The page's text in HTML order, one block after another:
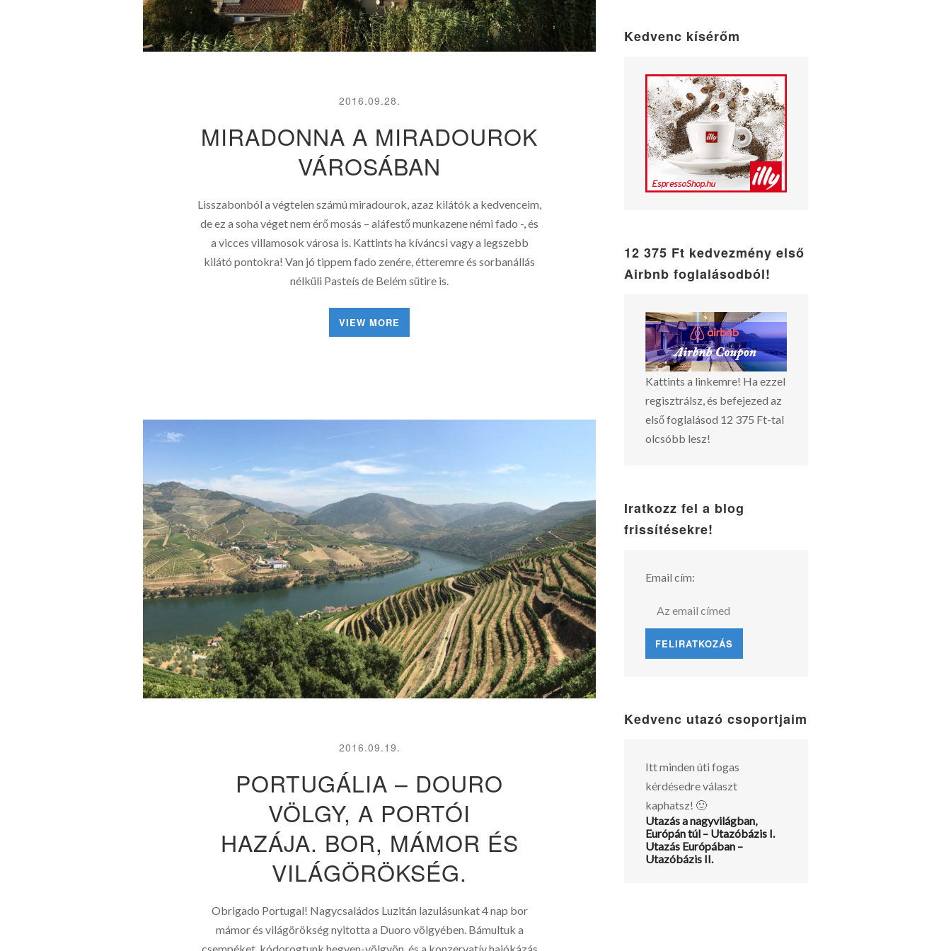
2016.09.28.
MIRADONNA A MIRADOUROK
VÁROSÁBAN
Lisszabonból a végtelen számú miradourok, azaz kilátók a kedvenceim,
de ez a soha véget nem érő mosás – aláfestő munkazene némi fado -, és
a vicces villamosok városa is. Kattints ha kíváncsi vagy a legszebb
kilátó pontokra! Van jó tippem fado zenére, étteremre és sorbanállás
nélküli Pasteís de Belém sütire is.
VIEW MORE
2016.09.19.
PORTUGÁLIA – DOURO
VÖLGY, A PORTÓI
HAZÁJA. BOR, MÁMOR ÉS
VILÁGÖRÖKSÉG.
Obrigado Portugal! Nagycsaládos Luzitán lazulásunkat 4 nap bor
mámor és világörökség nyitotta a Duoro völgyében. Bámultuk a
Kedvenc kísérőm
12 375 Ft kedvezmény első
Airbnb foglalásodból!
Kattints a linkemre! Ha ezzel
regisztrálsz, és befejezed az
első foglalásod 12 375 Ft-tal
olcsóbb lesz!
Iratkozz fel a blog
frissítésekre!
Email cím:
Kedvenc utazó csoportjaim
Itt minden úti fogas
kérdésedre választ
kaphatsz! 🙂
Utazás a nagyvilágban,
Európán túl – Utazóbázis I.
Utazás Európában –
Utazóbázis II.